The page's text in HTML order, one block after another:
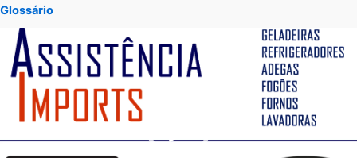
Glossário
Tocador
vídeo